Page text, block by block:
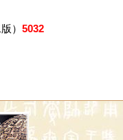
） 5032